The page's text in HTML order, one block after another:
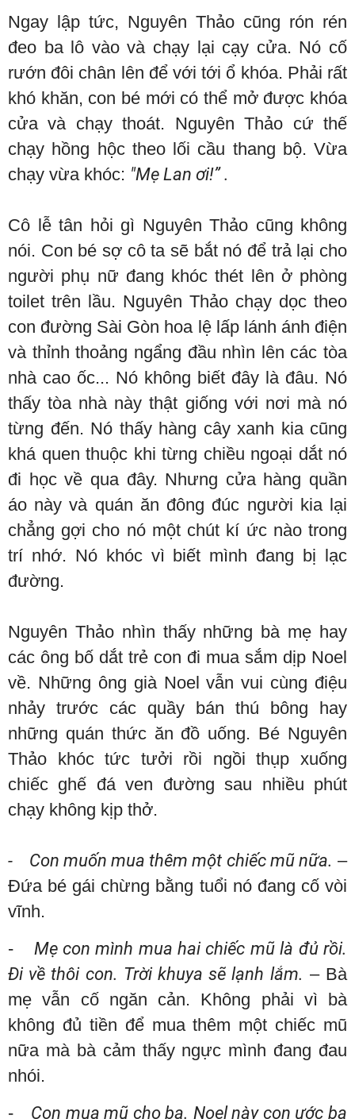
Ngay lập tức, Nguyên Thảo cũng rón rén
đeo ba lô vào và chạy lại cạy cửa. Nó cố
rướn đôi chân lên để với tới ổ khóa. Phải rất
khó khăn, con bé mới có thể mở được khóa
cửa và chạy thoát. Nguyên Thảo cứ thế
chạy hồng hộc theo lối cầu thang bộ. Vừa
chạy vừa khóc: "Mẹ Lan ơi!” .
Cô lễ tân hỏi gì Nguyên Thảo cũng không
nói. Con bé sợ cô ta sẽ bắt nó để trả lại cho
người phụ nữ đang khóc thét lên ở phòng
toilet trên lầu. Nguyên Thảo chạy dọc theo
con đường Sài Gòn hoa lệ lấp lánh ánh điện
và thỉnh thoảng ngẩng đầu nhìn lên các tòa
nhà cao ốc... Nó không biết đây là đâu. Nó
thấy tòa nhà này thật giống với nơi mà nó
từng đến. Nó thấy hàng cây xanh kia cũng
khá quen thuộc khi từng chiều ngoại dắt nó
đi học về qua đây. Nhưng cửa hàng quần
áo này và quán ăn đông đúc người kia lại
chẳng gợi cho nó một chút kí ức nào trong
trí nhớ. Nó khóc vì biết mình đang bị lạc
đường.
Nguyên Thảo nhìn thấy những bà mẹ hay
các ông bố dắt trẻ con đi mua sắm dịp Noel
về. Những ông già Noel vẫn vui cùng điệu
nhảy trước các quầy bán thú bông hay
những quán thức ăn đồ uống. Bé Nguyên
Thảo khóc tức tưởi rồi ngồi thụp xuống
chiếc ghế đá ven đường sau nhiều phút
chạy không kịp thở.
- Con muốn mua thêm một chiếc mũ nữa. –
Đứa bé gái chừng bằng tuổi nó đang cố vòi
vĩnh.
- Mẹ con mình mua hai chiếc mũ là đủ rồi.
Đi về thôi con. Trời khuya sẽ lạnh lắm. – Bà
mẹ vẫn cố ngăn cản. Không phải vì bà
không đủ tiền để mua thêm một chiếc mũ
nữa mà bà cảm thấy ngực mình đang đau
nhói.
- Con mua mũ cho ba. Noel này con ước ba